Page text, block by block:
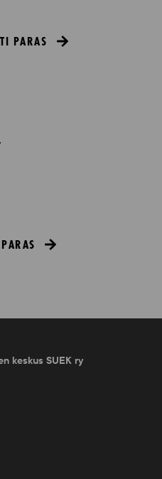
PARAS
keskus SUEK ry